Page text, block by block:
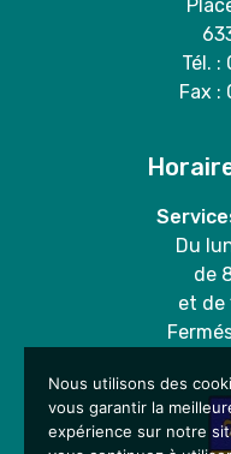
Tél. :
Fax :
Du
de
et de
Nous utilisons des
vous garantir la
expérience sur notre